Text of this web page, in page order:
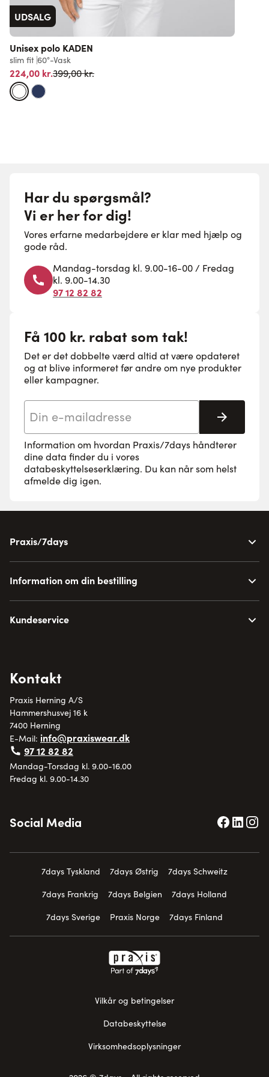
UDSALG
Unisex polo KADEN
slim fit 60°-Vask
224,00 kr.Normalpris
399,00 kr.
Har du spørgsmål?
Vi er her for dig!
Vores erfarne medarbejdere er klar med hjælp og
gode råd.
Mandag-torsdag kl. 9.00-16-00 / Fredag
kl. 9.00-14.30
97 12 82 82
Få 100 kr. rabat som tak!
Det er det dobbelte værd altid at være opdateret
og at blive informeret før andre om nye produkter
eller kampagner.
Tilmeld
Information om hvordan Praxis/7days håndterer
dine data finder du i vores
databeskyttelseserklæring. Du kan når som helst
afmelde dig igen.
Praxis/7days
Information om din bestilling
Kundeservice
Kontakt
Praxis Herning A/S
Hammershusvej 16 k
7400 Herning
E-Mail: info@praxiswear.dk
97 12 82 82
Mandag-Torsdag kl. 9.00-16.00
Fredag kl. 9.00-14.30
Social Media
7days Tyskland 7days Østrig
7days Schweitz
7days Frankrig
7days Belgien
7days Holland
7days Sverige
Praxis Norge 7days Finland
Vilkår og betingelser
Databeskyttelse
Virksomhedsoplysninger